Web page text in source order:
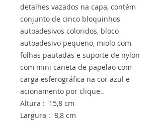
detalhes vazados na capa, contém
conjunto de cinco bloquinhos
autoadesivos coloridos, bloco
autoadesivo pequeno, miolo com
folhas pautadas e suporte de nylon
com mini caneta de papelão com
carga esferográfica na cor azul e
acionamento por clique..
Altura : 15,8 cm
Largura : 8,8 cm